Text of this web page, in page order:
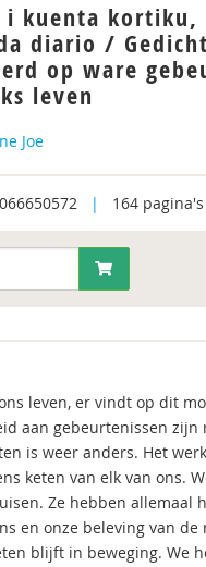
i kuenta kortiku,
diario /
op ware
leven
Joe
| 164 pagina's
leven, er vindt op dit
aan gebeurtenissen
is weer anders. Het
keten van elk van ons.
Ze hebben allemaal
en onze beleving van
blijft in beweging. We